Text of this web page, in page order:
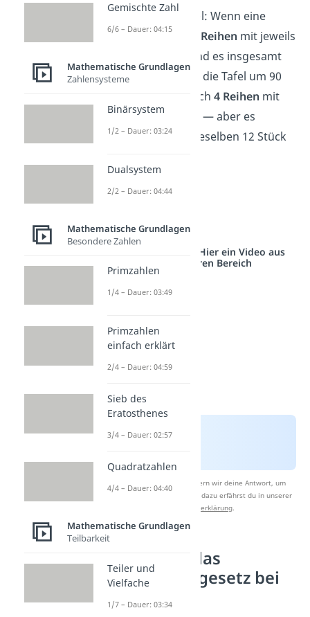
Ein weiteres Beispiel: Wenn eine
Schokoladentafel
3 Reihen mit jeweils
hat, sind es insgesamt
12 Stück. Drehst du die Tafel um 90
Grad, hat sie plötzlich 4 Reihen mit
jeweils3 Stückchen
— aber es
bleiben natürlich dieselben 12 Stück
➡️Beispiel
4 · 3 = 12
Studyflix vernetzt: Hier ein Video aus
einem anderen Bereich
Nach Beantwortung speichern wir deine Antwort, um
Studyflix zu verbessern. Mehr dazu erfährst du in unserer
Datenschutzerklärung.
So nutzt du das
Kommutativgesetz bei
der Addition
Gemischte Zahl
6/6 – Dauer: 04:15
Mathematische Grundlagen
Zahlensysteme
Binärsystem
1/2 – Dauer: 03:24
Dualsystem
2/2 – Dauer: 04:44
Mathematische Grundlagen
Besondere Zahlen
Primzahlen
1/4 – Dauer: 03:49
Primzahlen
einfach erklärt
2/4 – Dauer: 04:59
Sieb des
Eratosthenes
3/4 – Dauer: 02:57
Quadratzahlen
4/4 – Dauer: 04:40
Mathematische Grundlagen
Teilbarkeit
Teiler und
Vielfache
1/7 – Dauer: 03:34